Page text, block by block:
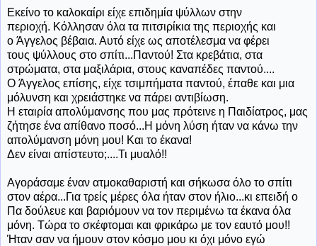
Εκείνο το καλοκαίρι είχε επιδημία ψύλλων στην
περιοχή. Κόλλησαν όλα τα πιτσιρίκια της περιοχής και
ο Άγγελος βέβαια. Αυτό είχε ως αποτέλεσμα να φέρει
τους ψύλλους στο σπίτι...Παντού! Στα κρεβάτια, στα
στρώματα, στα μαξιλάρια, στους καναπέδες παντού....
Ο Άγγελος επίσης, είχε τσιμπήματα παντού, έπαθε και μια
μόλυνση και χρειάστηκε να πάρει αντιβίωση.
Η εταιρία απολύμανσης που μας πρότεινε η Παιδίατρος, μας
ζήτησε ένα απίθανο ποσό...Η μόνη λύση ήταν να κάνω την
απολύμανση μόνη μου! Και το έκανα!
Δεν είναι απίστευτο;....Τι μυαλό!!
Αγοράσαμε έναν ατμοκαθαριστή και σήκωσα όλο το σπίτι
στον αέρα...Για τρείς μέρες όλα ήταν στον ήλιο...κι επειδή ο
Πα δούλευε και βαριόμουν να τον περιμένω τα έκανα όλα
μόνη. Τώρα το σκέφτομαι και φρικάρω με τον εαυτό μου!!
Ήταν σαν να ήμουν στον κόσμο μου κι όχι μόνο εγώ